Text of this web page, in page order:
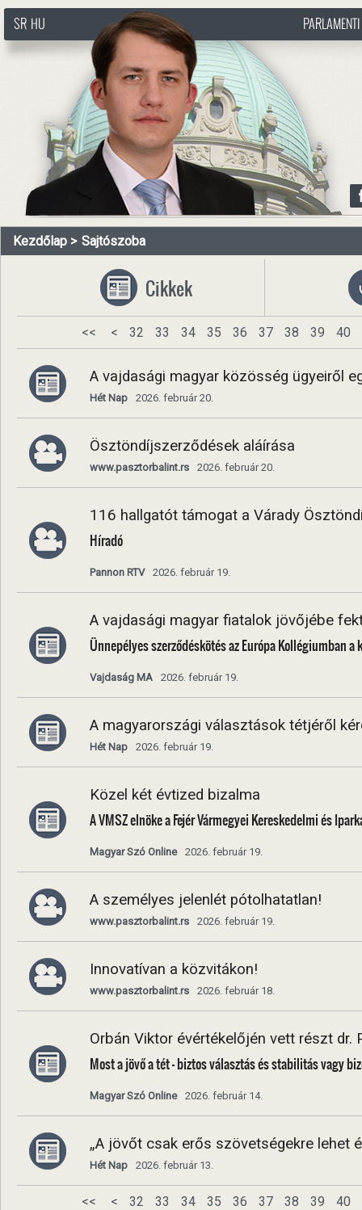
http://www.pasztorbalint.rs/hu
SR HU
Kezdőlap Sajtószoba
Cikkek
<< < 32 33 34 35 36 37 38 39 40
A vajdasági magyar közösség ügyeiről
Hét Nap 2026. február 20.
Ösztöndíjszerződések aláírása
www.pasztorbalint.rs 2026. február 20.
116 hallgatót támogat a Várady
Híradó
Pannon RTV 2026. február 19.
A vajdasági magyar fiatalok jövőjébe
Ünnepélyes szerződéskötés az Európa Kollégiumban
Vajdaság MA 2026. február 19.
A magyarországi választások tétjéről
Hét Nap 2026. február 19.
Közel két évtized bizalma
A VMSZ elnöke a Fejér Vármegyei Kereskedelmi és
Magyar Szó Online 2026. február 19.
A személyes jelenlét pótolhatatlan!
www.pasztorbalint.rs 2026. február 19.
Innovatívan a közvitákon!
www.pasztorbalint.rs 2026. február 18.
Orbán Viktor évértékelőjén vett részt dr.
Most a jövő a tét – biztos választás és stabilitás vagy
Magyar Szó Online 2026. február 14.
„A jövőt csak erős szövetségekre lehet
Hét Nap 2026. február 13.
<< < 32 33 34 35 36 37 38 39 40